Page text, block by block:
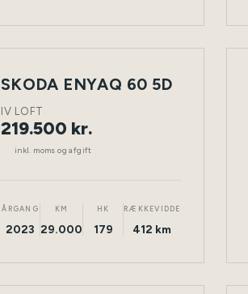
NY
ELEKTRISK TØNDER
SKODA ENYAQ 60 5D
IV LOFT
219.500 kr.
inkl. moms og afgift
ÅRGANG
2023
KM
29.000
HK
179
RÆKKEVIDDE
412 km